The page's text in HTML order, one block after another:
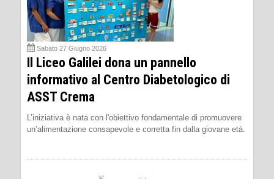
Sabato 27 Giugno 2026
Il Liceo Galilei dona un pannello
informativo al Centro Diabetologico di
ASST Crema
L’iniziativa è nata con l'obiettivo fondamentale di promuovere
un’alimentazione consapevole e corretta fin dalla giovane età.